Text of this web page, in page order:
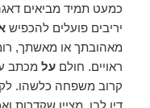
כמעט תמיד מביאים
יריבים פועלים להכפיש
מאהובתך או מאשתך,
ראויים. חולםעל מכתב
קרוב משפחה כלשהו.